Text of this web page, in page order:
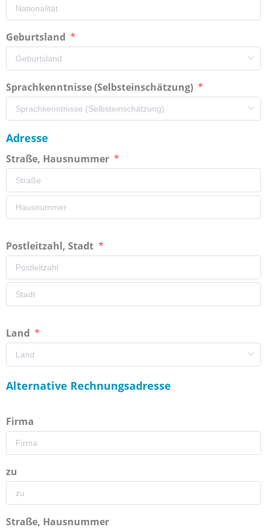
Geburtsland
Sprachkenntnisse (Selbsteinschätzung)
Adresse
Straße, Hausnummer
Postleitzahl, Stadt
Land
Alternative Rechnungsadresse
Firma
zu
Straße, Hausnummer